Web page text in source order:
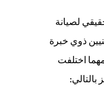
لصيانة
ذوي خبرة
اختلفت